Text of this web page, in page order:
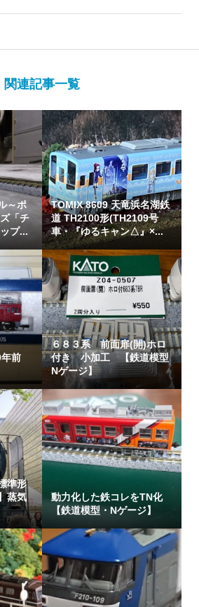
関連記事一覧
～ポ
「チ
プ...
TOMIX 8609 天竜浜名湖鉄
道 TH2100形(TH2109号
車・『ゆるキャン△』×...
前
６８３系 前面扉(開)ホロ
付き 小加工 【鉄道模型
Nゲージ】
準形
蒸気
動力化した鉄コレをTN化
【鉄道模型・Nゲージ】